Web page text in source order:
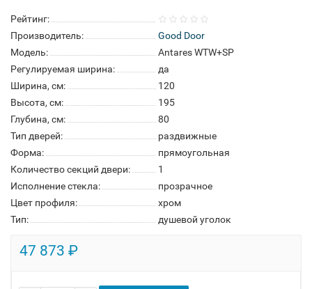
Рейтинг:
Производитель:
Good Door
Модель:
Antares WTW+SP
Регулируемая ширина:
да
Ширина, см:
120
Высота, см:
195
Глубина, см:
80
Тип дверей:
раздвижные
Форма:
прямоугольная
Количество секций двери:
1
Исполнение стекла:
прозрачное
Цвет профиля:
хром
Тип:
душевой уголок
47 873 ₽